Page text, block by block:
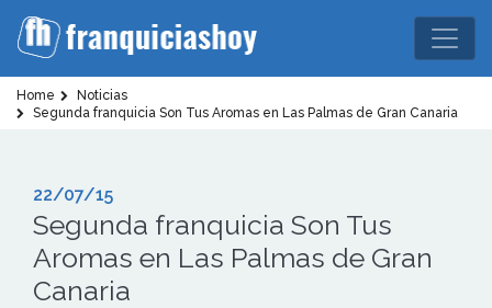
Home
Noticias
Segunda franquicia Son Tus Aromas en Las Palmas de Gran Canaria
22/07/15
Segunda franquicia Son Tus
Aromas en Las Palmas de Gran
Canaria